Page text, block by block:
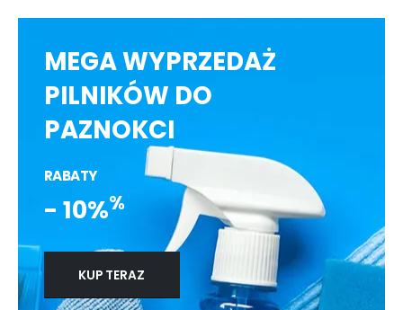
MEGA WYPRZEDAŻ
PILNIKÓW DO
PAZNOKCI
RABATY
- 10%%
KUP TERAZ